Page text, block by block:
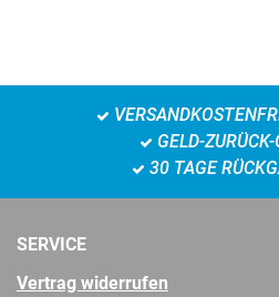
GELD-
30 TAGE
SERVICE
Vertrag widerrufen